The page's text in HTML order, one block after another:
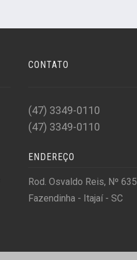
CONTATO
(47) 3349-0110
(47) 3349-0110
ENDEREÇO
Rod. Osvaldo Reis, Nº 635
Fazendinha - Itajaí - SC